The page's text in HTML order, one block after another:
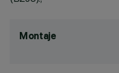
Montaje